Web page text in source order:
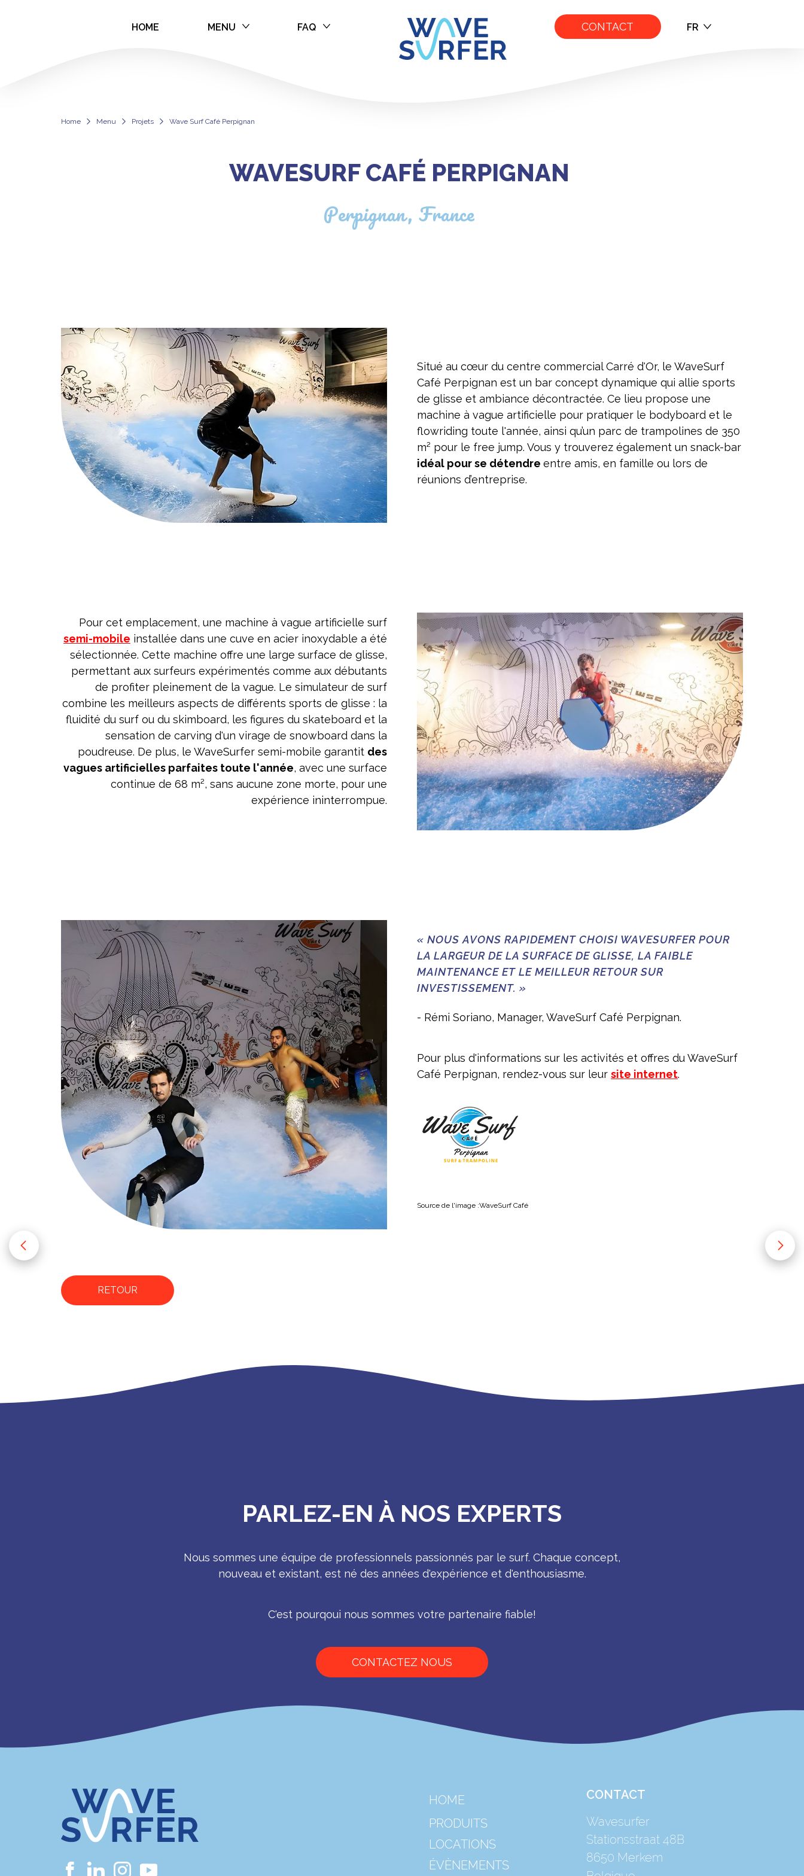
HOME MENU FAQ CONTACT FR
Home Menu Projets Wave Surf Café Perpignan
Wave Surf Café Perpignan
WAVESURF CAFÉ PERPIGNAN
Perpignan, France
Situé au cœur du centre commercial Carré d'Or, le WaveSurf
Café Perpignan est un bar concept dynamique qui allie sports
de glisse et ambiance décontractée. Ce lieu propose une
machine à vague artificielle pour pratiquer le bodyboard et le
flowriding toute l'année, ainsi qu’un parc de trampolines de 350
m² pour le free jump. Vous y trouverez également un snack-bar
idéal pour se détendre entre amis, en famille ou lors de
réunions d’entreprise.
Pour cet emplacement, une machine à vague artificielle surf
semi-mobile installée dans une cuve en acier inoxydable a été
sélectionnée. Cette machine offre une large surface de glisse,
permettant aux surfeurs expérimentés comme aux débutants
de profiter pleinement de la vague. Le simulateur de surf
combine les meilleurs aspects de différents sports de glisse : la
fluidité du surf ou du skimboard, les figures du skateboard et la
sensation de carving d'un virage de snowboard dans la
poudreuse. De plus, le WaveSurfer semi-mobile garantit des
vagues artificielles parfaites toute l'année, avec une surface
continue de 68 m², sans aucune zone morte, pour une
expérience ininterrompue.
« NOUS AVONS RAPIDEMENT CHOISI WAVESURFER POUR
LA LARGEUR DE LA SURFACE DE GLISSE, LA FAIBLE
MAINTENANCE ET LE MEILLEUR RETOUR SUR
INVESTISSEMENT. »
- Rémi Soriano, Manager, WaveSurf Café Perpignan.
Pour plus d'informations sur les activités et offres du WaveSurf
Café Perpignan, rendez-vous sur leur site internet.
Source de l'image :WaveSurf Café
RETOUR
PARLEZ-EN À NOS EXPERTS
Nous sommes une équipe de professionnels passionnés par le surf. Chaque concept,
nouveau et existant, est né des années d'expérience et d'enthousiasme.
C'est pourqoui nous sommes votre partenaire fiable!
CONTACTEZ NOUS
HOME
PRODUITS
LOCATIONS
ÉVÈNEMENTS
CONTACT
Wavesurfer
Stationsstraat 48B
8650 Merkem